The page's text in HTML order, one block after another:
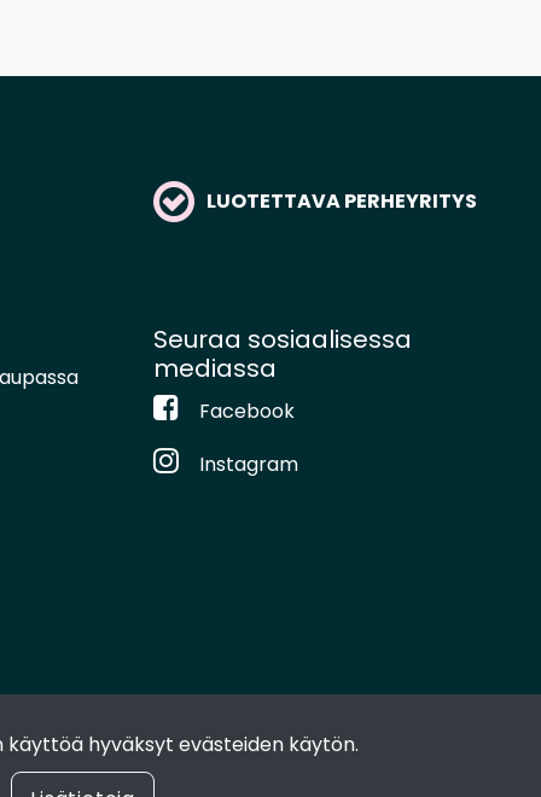
hyväksyt evästeiden käytön.
LUOTETTAVA PERHEYRITYS
Seuraa sosiaalisessa
mediassa
Facebook
Instagram